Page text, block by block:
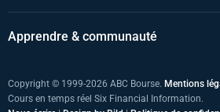
Apprendre & communauté
Copyright © 1999-2026 ABC Bourse. Mentions
Cours en temps réel Six Financial Information.